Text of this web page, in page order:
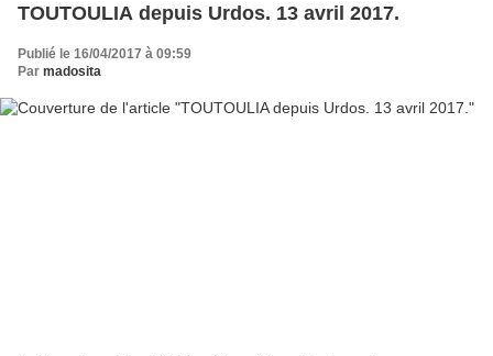
TOUTOULIA depuis Urdos. 13 avril 2017.
Publié le 16/04/2017 à 09:59
Par madosita